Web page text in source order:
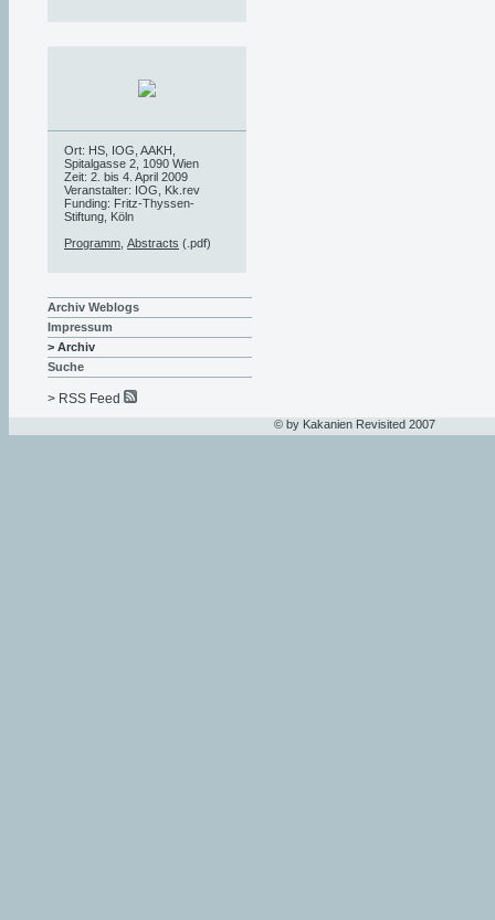
Ort: HS, IOG, AAKH,
Spitalgasse 2, 1090 Wien
Zeit: 2. bis 4. April 2009
Veranstalter: IOG, Kk.rev
Funding: Fritz-Thyssen-
Stiftung, Köln
Programm Abstracts (.pdf)
Archiv Weblogs
Impressum
> Archiv
Suche
> RSS Feed
© by Kakanien Revisited 2007